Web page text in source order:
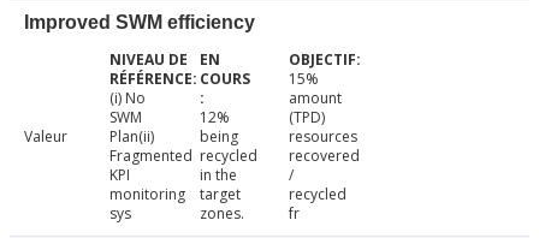
Improved SWM efficiency
Valeur
(i) No
SWM
Plan(ii)
Fragmented
KPI
monitoring
sys
12%
being
recycled
in the
target
zones.
15%
amount
(TPD)
resources
recovered
/
recycled
fr